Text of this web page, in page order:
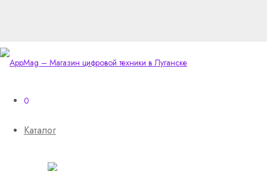
0
Каталог